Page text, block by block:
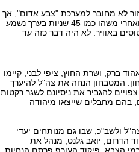
לא מחובר למערכת "צבע אדום", אך
אזעקה עולה ויורדת הופעלה. "נכנסנו לממ"ד ואחרי משהו כמו 45 שניות בערך נשמע
באוויר. לא היה דבר כזה עד
ברק, ושרת החוץ, ציפי לבני, קיימו
המטבחון הנחה את צה"ל להיערך
להגביר את ניסיונם לשגר רקטות
בהם מחבלים שייצאו מיהודה
ולשב"כ, שבו גם מנותחים יעדי
הדרום, יואב גלנט, מנהל את